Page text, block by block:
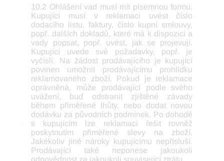
10.2 Ohlášení vad musí mít písemnou formu.
Kupující musí v reklamaci uvést číslo
dodacího listu, faktury, číslo kupní smlouvy,
popř. dalších dokladů, které má k dispozici a
vady popsat, popř. uvést, jak se projevují.
Kupující uvede své požadavky, popř. je
vyčíslí. Na žádost prodávajícího je kupující
povinen umožnit prodávajícímu prohlídku
reklamovaného zboží. Pokud je reklamace
oprávněná, může prodávající podle svého
uvážení, buď odstranit zjištěné závady
během přiměřené lhůty, nebo dodat novou
dodávku za původních podmínek. Po dohodě
s kupujícím lze reklamaci řešit rovněž
poskytnutím přiměřené slevy na zboží.
Jakékoliv jiné nároky kupujícímu nepřísluší.
Prodávající také neponese jakoukoli
odpovědnost za jakoukoli související ztrátu.